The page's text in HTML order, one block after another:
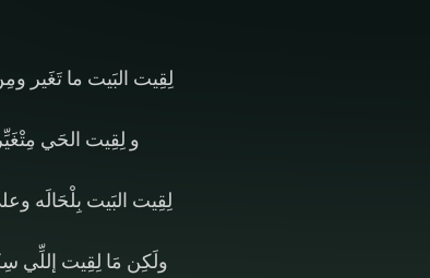
لِقِيت البَيت ما تَغَير
و لِقِيت الحَي
لِقِيت البَيت بِلْحَالَه
ولَكِن مَا لِقِيت إللِّي